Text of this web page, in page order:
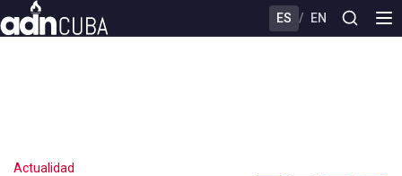
to
ES / EN
Actualidad